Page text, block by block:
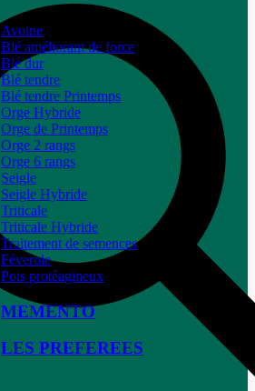
Avoine
Blé améliorant de force
Blé dur
Blé tendre
Blé tendre Printemps
Orge Hybride
Orge de Printemps
Orge 2 rangs
Orge 6 rangs
Seigle
Seigle Hybride
Triticale
Triticale Hybride
Traitement de semences
Féverole
Pois protéagineux
MEMENTO
LES PREFEREES